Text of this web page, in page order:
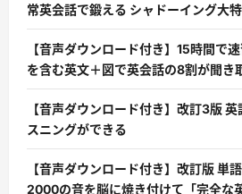
常英会話で鍛える シャドーイング大
【音声ダウンロード付き】15時間で
を含む英文＋図で英会話の8割が聞き
【音声ダウンロード付き】改訂3版
スニングができる
【音声ダウンロード付き】改訂版 単
2000の音を脳に焼き付けて「完全な